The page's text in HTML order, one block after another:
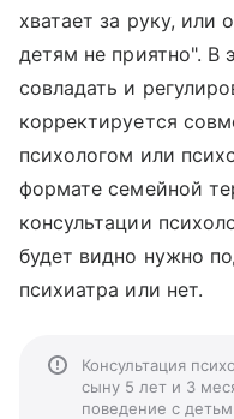
хватает за руку, или
детям не приятно". В
совладать и
корректируется
психологом или
формате семейной
консультации
будет видно нужно
психиатра или нет.
Консультация
сыну 5 лет и 3
поведение с